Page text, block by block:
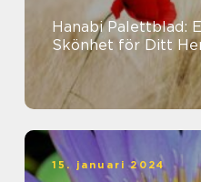
Hanabi Palettblad:
Skönhet för Ditt
15. januari 2024